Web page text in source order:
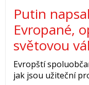
Putin
Evropané,
světovou
Evropští
jak jsou užiteční